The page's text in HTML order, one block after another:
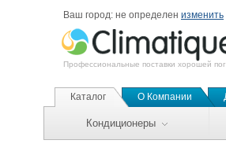
Ваш город: не определен изменить
Профессиональные поставки хорошей
Каталог О Компании
Кондиционеры